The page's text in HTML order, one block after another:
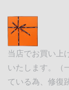
当店でお買い上
いたします。（
ている為、修復